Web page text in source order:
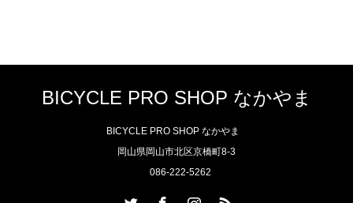
BICYCLE PRO SHOP なかやま
BICYCLE PRO SHOP なかやま
岡山県岡山市北区京橋町8-3
086-222-5262